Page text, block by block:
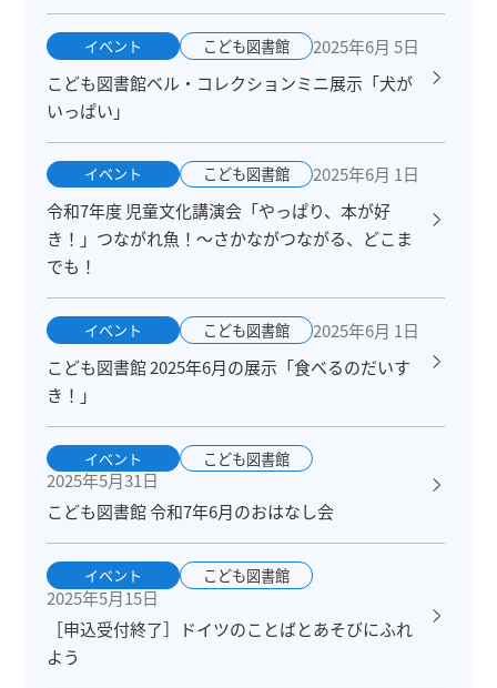
イベント こども図書館
2025年6月 5日
こども図書館ベル・コレクションミニ展示「犬が
いっぱい」
イベント こども図書館
2025年6月 1日
令和7年度 児童文化講演会「やっぱり、本が好
き！」つながれ魚！～さかながつながる、どこま
でも！
イベント こども図書館
2025年6月 1日
こども図書館 2025年6月の展示「食べるのだいす
き！」
イベント こども図書館
2025年5月31日
こども図書館 令和7年6月のおはなし会
イベント こども図書館
2025年5月15日
［申込受付終了］ドイツのことばとあそびにふれ
よう